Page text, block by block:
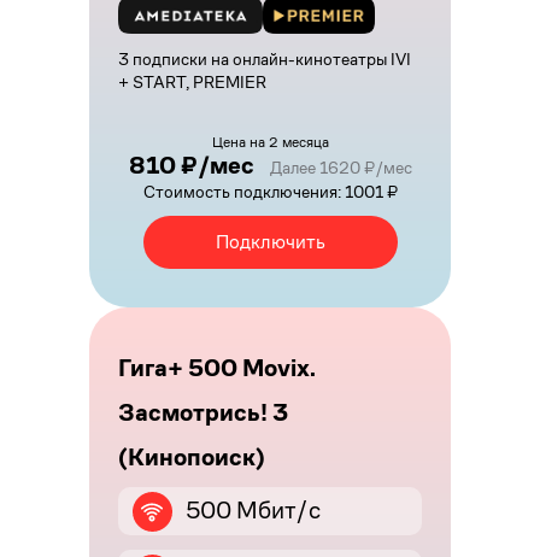
3 подписки на онлайн-кинотеатры IVI
+ START, PREMIER
Цена на 2 месяца
810 ₽/мес
Далее 1620 ₽/мес
Стоимость подключения: 1001 ₽
Подключить
Гига+ 500 Movix.
Засмотрись! 3
(Кинопоиск)
500 Мбит/с